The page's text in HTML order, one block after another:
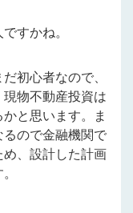
すかね。
初心者なので、
物不動産投資は
と思います。ま
ので金融機関で
、設計した計画